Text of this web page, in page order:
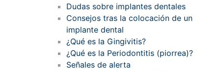
Dudas sobre implantes dentales
Consejos tras la colocación de un
implante dental
¿Qué es la Gingivitis?
¿Qué es la Periodontitis (piorrea)?
Señales de alerta